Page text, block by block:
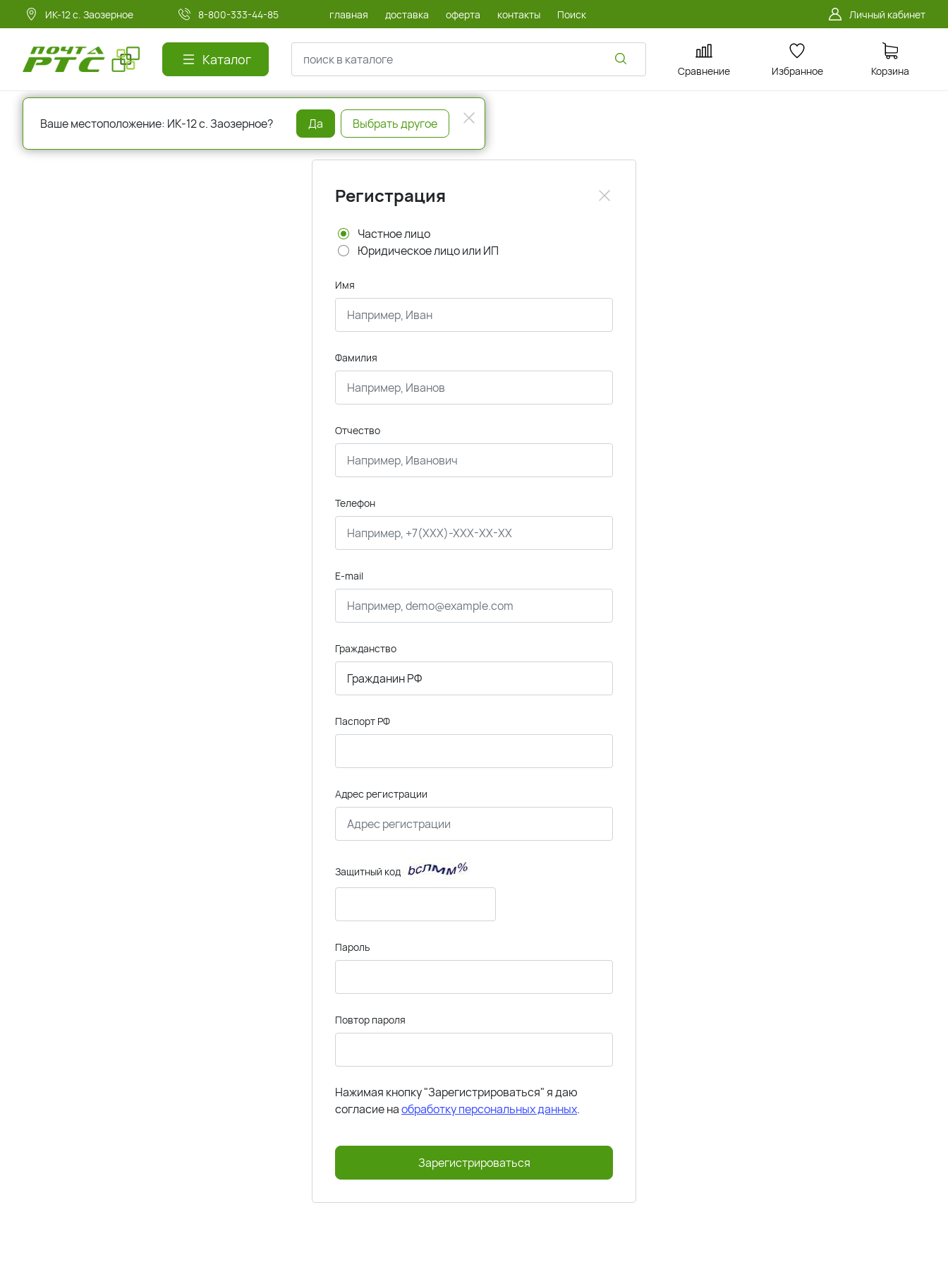
ИК-12 с. Заозерное 8-800-333-44-85 главная доставка оферта контакты Поиск Личный кабинет
Каталог
Сравнение Избранное Корзина
Регистрация
Частное лицо
Юридическое лицо или ИП
Имя
Фамилия
Отчество
Телефон
E-mail
Гражданство
Паспорт РФ
Адрес регистрации
Защитный код
Пароль
Повтор пароля
Нажимая кнопку "Зарегистрироваться" я даю
согласие наобработку персональных данных.
Зарегистрироваться
Ваше местоположение: ИК-12 с. Заозерное? Да Выбрать другое